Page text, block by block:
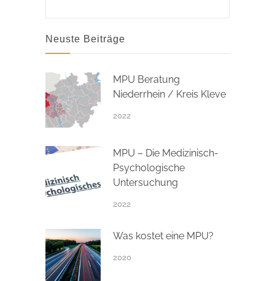
Neuste Beiträge
MPU Beratung
Niederrhein / Kreis Kleve
2022
MPU – Die Medizinisch-
Psychologische
Untersuchung
2022
Was kostet eine MPU?
2020